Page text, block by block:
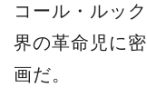
コール・ルッ
界の革命児に
画だ。